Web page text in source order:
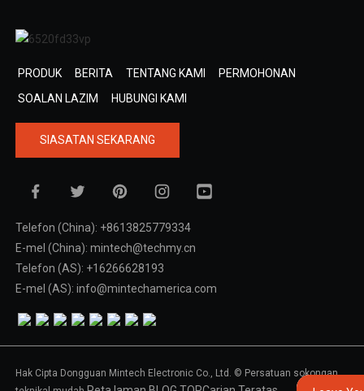
PRODUK BERITA TENTANG KAMI
PERMOHONAN
SOALAN LAZIM
HUBUNGI KAMI
SIASATAN SEKARANG
Telefon (China): +8613825779334
E-mel (China): mintech@techmy.cn
Telefon (AS): +16266628193
E-mel (AS): info@mintechamerica.com
Hak Cipta Dongguan Mintech Electronic Co., Ltd. © Persatuan sokongan